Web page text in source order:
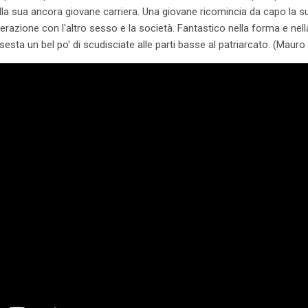
sua ancora giovane carriera. Una giovane ricomincia da capo la
con l'altro sesso e la società. Fantastico nella forma e
un bel po' di scudisciate alle parti basse al patriarcato.